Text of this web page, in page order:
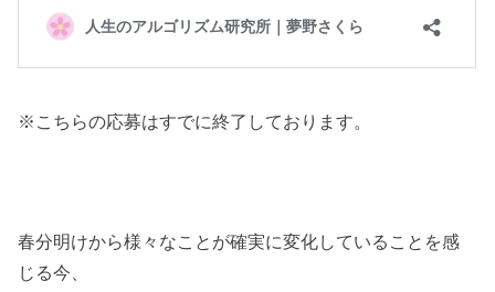
※こちらの応募はすでに終了しております。
春分明けから様々なことが確実に変化していることを感
じる今、